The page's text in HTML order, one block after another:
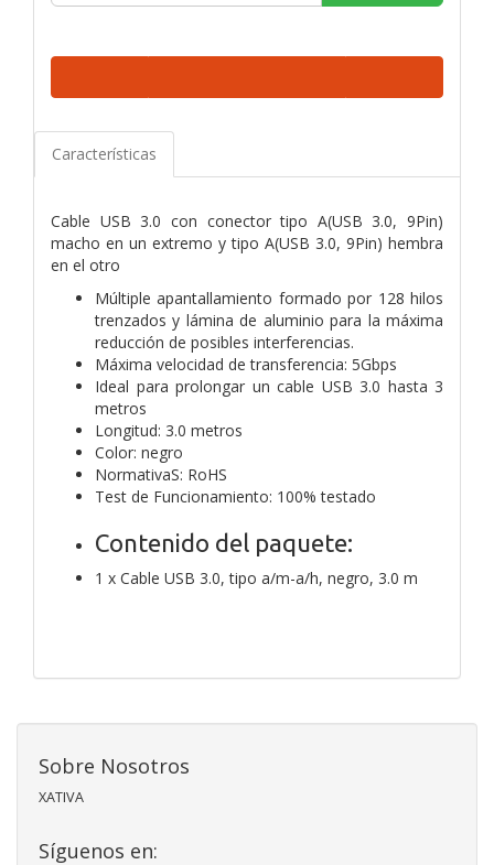
Características
Cable USB 3.0 con conector tipo A(USB 3.0, 9Pin)
macho en un extremo y tipo A(USB 3.0, 9Pin) hembra
en el otro
Múltiple apantallamiento formado por 128 hilos
trenzados y lámina de aluminio para la máxima
reducción de posibles interferencias.
Máxima velocidad de transferencia: 5Gbps
Ideal para prolongar un cable USB 3.0 hasta 3
metros
Longitud: 3.0 metros
Color: negro
NormativaS: RoHS
Test de Funcionamiento: 100% testado
Contenido del paquete:
1 x Cable USB 3.0, tipo a/m-a/h, negro, 3.0 m
Sobre Nosotros
XATIVA
Síguenos en: